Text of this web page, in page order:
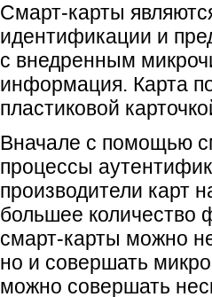
Смарт-карты
идентификации и
с внедренным
информация. Карта
пластиковой
Вначале с помощью
процессы
производители карт
большее количество
смарт-карты можно
но и совершать
можно совершать